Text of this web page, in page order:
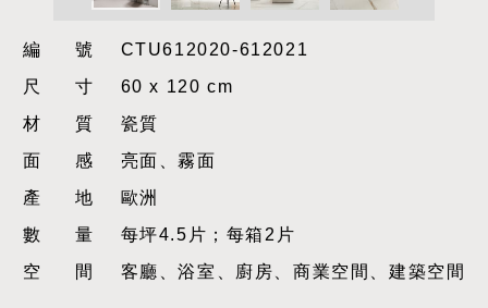
編號CTU612020-612021
尺寸60 x 120 cm
材質瓷質
面感亮面、霧面
產地歐洲
數量每坪4.5片；每箱2片
空間客廳、浴室、廚房、商業空間、建築空間